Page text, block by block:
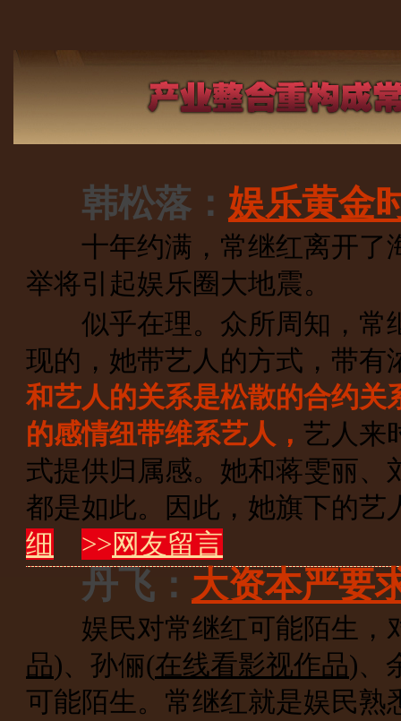
韩松落： 娱乐黄金
十年约满，常继红离开了
举将引起娱乐圈大地震。
似乎在理。众所周知，常
现的，她带艺人的方式，带
和艺人的关系是松散的合约
的感情纽带维系艺人， 艺人来
式提供归属感。她和蒋雯丽、
都是如此。因此，她旗下的艺
细
>>网友留言
丹飞： 大资本严要
娱民对常继红可能陌生，
品)、孙俪(在线看影视作品)、
可能陌生。常继红就是娱民